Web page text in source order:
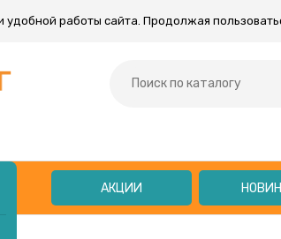
работы сайта. Продолжая
АКЦИИ